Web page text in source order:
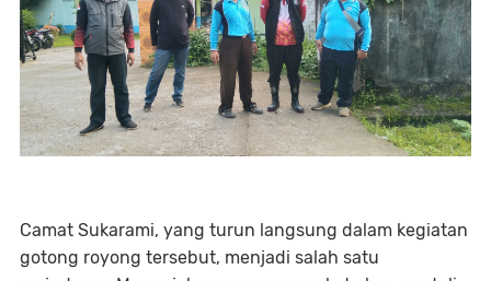
Camat Sukarami, yang turun langsung dalam kegiatan
gotong royong tersebut, menjadi salah satu